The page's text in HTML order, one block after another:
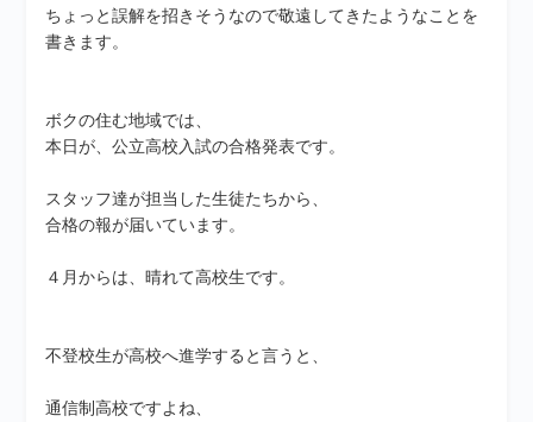
ちょっと誤解を招きそうなので敬遠してきたようなことを
書きます。
ボクの住む地域では、
本日が、公立高校入試の合格発表です。
スタッフ達が担当した生徒たちから、
合格の報が届いています。
４月からは、晴れて高校生です。
不登校生が高校へ進学すると言うと、
通信制高校ですよね、